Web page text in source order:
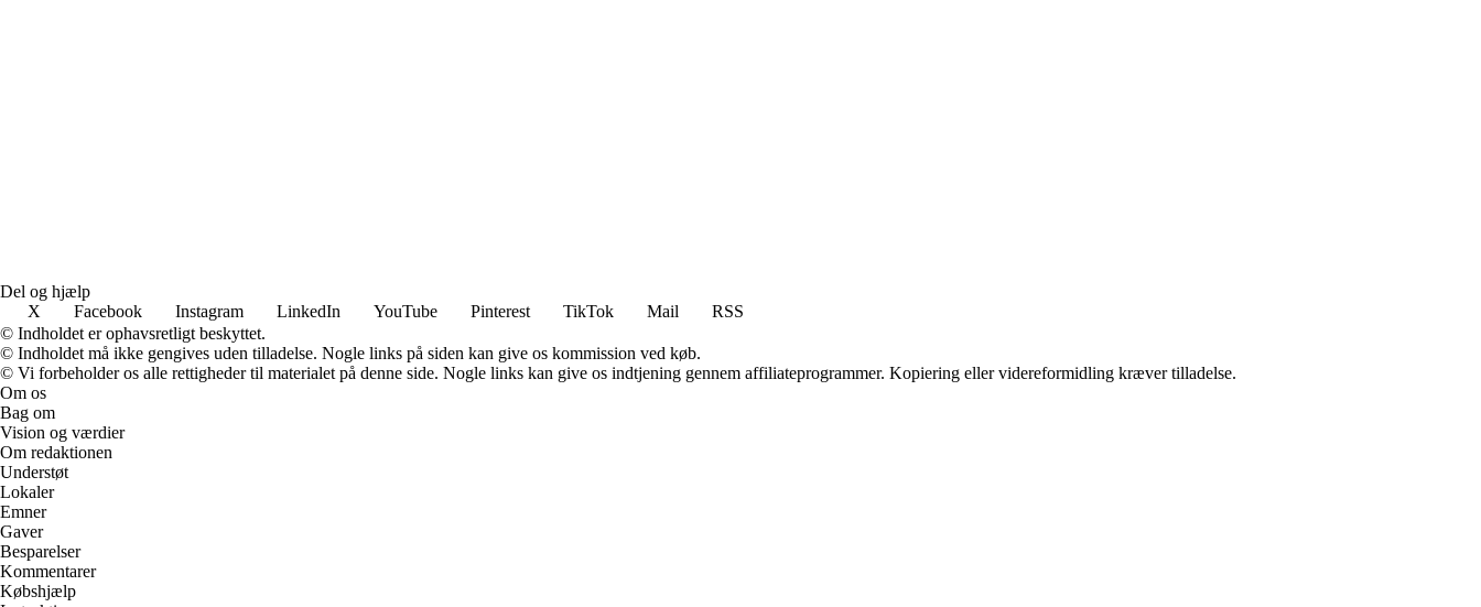
Del og hjælp
X
Facebook Instagram LinkedIn YouTube Pinterest TikTok Mail
RSS
© Indholdet er ophavsretligt beskyttet.
© Indholdet må ikke gengives uden tilladelse. Nogle links på siden kan give os kommission ved køb.
© Vi forbeholder os alle rettigheder til materialet på denne side. Nogle links kan give os indtjening gennem affiliateprogrammer. Kopiering eller videreformidling kræver tilladelse.
Om os
Bag om
Vision og værdier
Om redaktionen
Understøt
Lokaler
Emner
Gaver
Besparelser
Kommentarer
Købshjælp